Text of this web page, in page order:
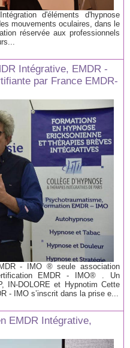
d'éléments d'hypnose
mouvements oculaires, dans le
réservée aux professionnels
Intégrative, EMDR -
par France EMDR-
- IMO ® seule association
EMDR - IMO® . Un
IN-DOLORE et Hypnotim Cette
- IMO s’inscrit dans la prise e...
EMDR Intégrative,